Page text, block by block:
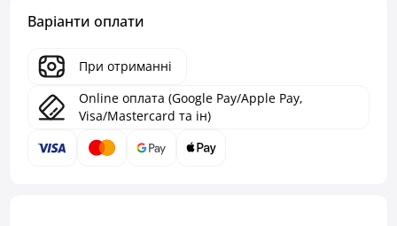
Варіанти оплати
При отриманні
Online оплата (Google Pay/Apple Pay,
Visa/Mastercard та ін)